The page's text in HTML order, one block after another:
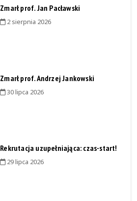
Zmarł prof. Jan Pacławski
2 sierpnia 2026
Zmarł prof. Andrzej Jankowski
30 lipca 2026
Rekrutacja uzupełniająca: czas-start!
29 lipca 2026